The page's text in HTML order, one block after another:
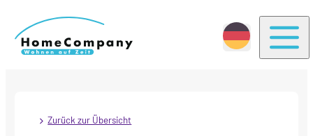
Zurück zur Übersicht